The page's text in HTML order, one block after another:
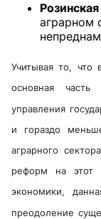
аграрном
Учитывая то, что
основная
управления
и гораздо
аграрного
реформ на
экономики,
преодоление